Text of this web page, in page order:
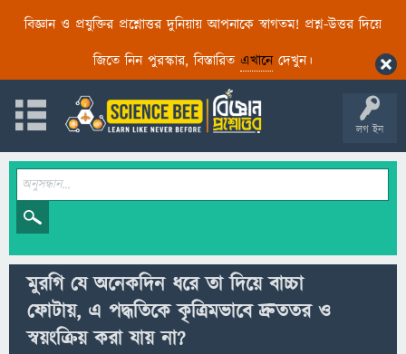
বিজ্ঞান ও প্রযুক্তির প্রশ্নোত্তর দুনিয়ায় আপনাকে স্বাগতম! প্রশ্ন-উত্তর দিয়ে
জিতে নিন পুরস্কার, বিস্তারিত এখানেদেখুন।
লগ ইন
মুরগি যে অনেকদিন ধরে তা দিয়ে বাচ্চা
ফোটায়, এ পদ্ধতিকে কৃত্রিমভাবে দ্রুততর ও
স্বয়ংক্রিয় করা যায় না?